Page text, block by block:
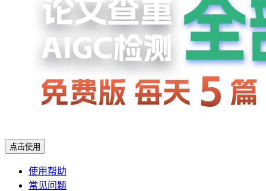
点击使用
使用帮助
常见问题